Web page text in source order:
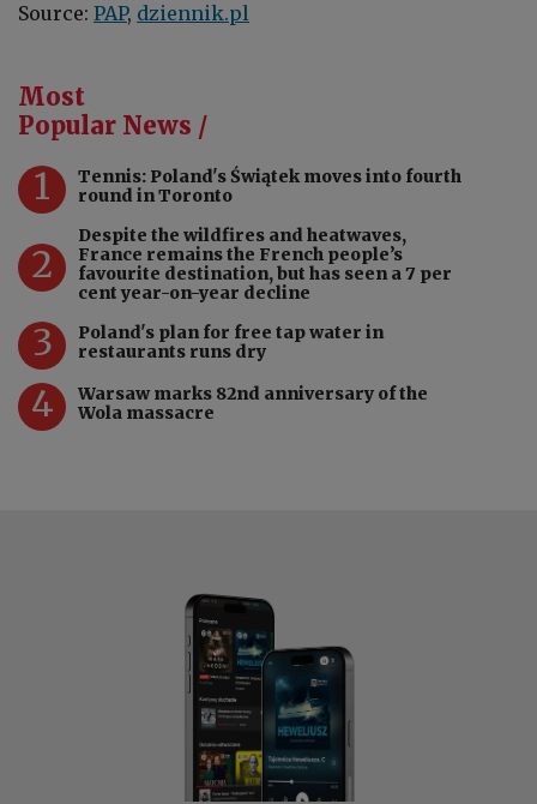
Source: PAP, dziennik.pl
Most
Popular News /
1
Tennis: Poland's Świątek moves into fourth
round in Toronto
2
Despite the wildfires and heatwaves,
France remains the French people’s
favourite destination, but has seen a 7 per
cent year-on-year decline
3
Poland's plan for free tap water in
restaurants runs dry
4
Warsaw marks 82nd anniversary of the
Wola massacre